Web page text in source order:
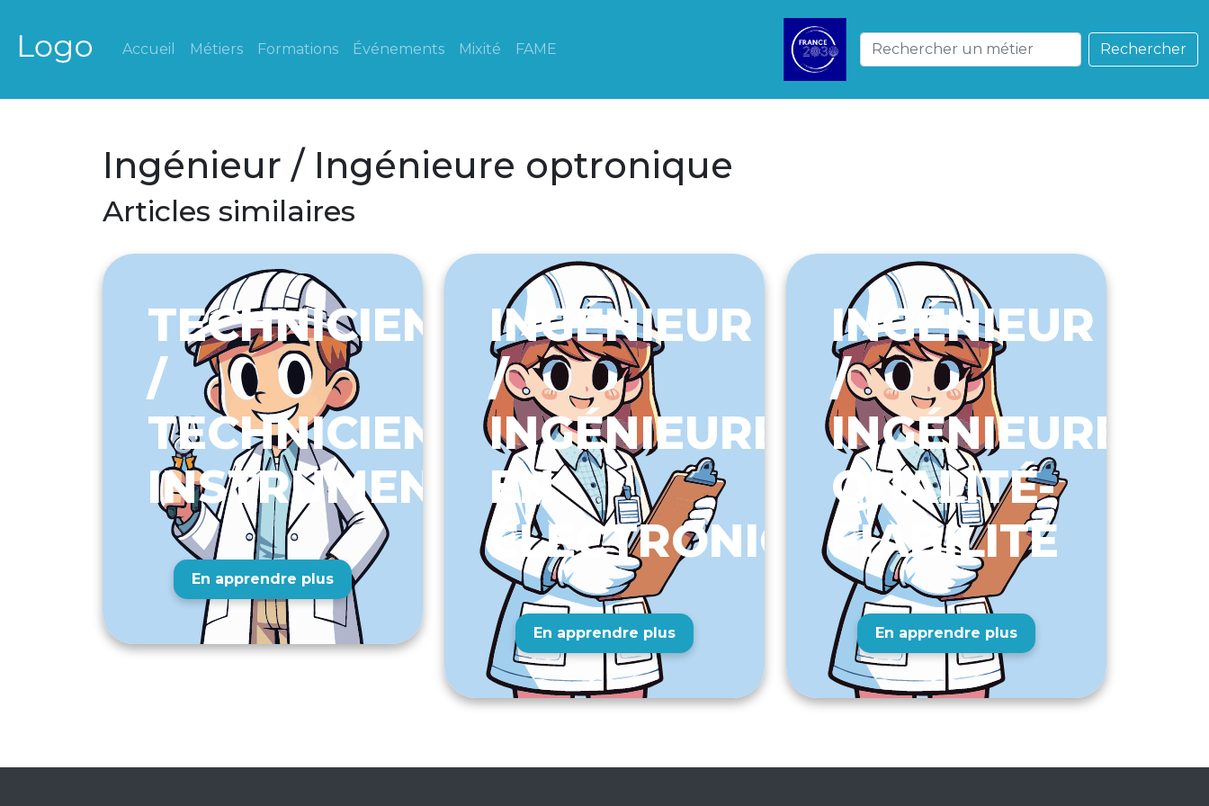
Accueil Métiers Formations Événements Mixité FAME Rechercher
Ingénieur / Ingénieure optronique
Articles similaires
TECHNICIEN
/
TECHNICIENNE
INSTRUMENTATION
En apprendre plus
INGÉNIEUR
/
INGÉNIEURE
EN
ÉLECTRONIQUE
En apprendre plus
INGÉNIEUR
/
INGÉNIEURE
QUALITÉ-
FIABILITÉ
En apprendre plus